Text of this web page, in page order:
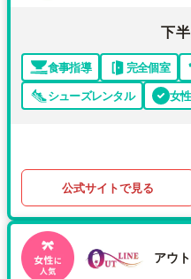
下
食事指導 完全個室
シューズレンタル
女
公式サイトで見る
アウ